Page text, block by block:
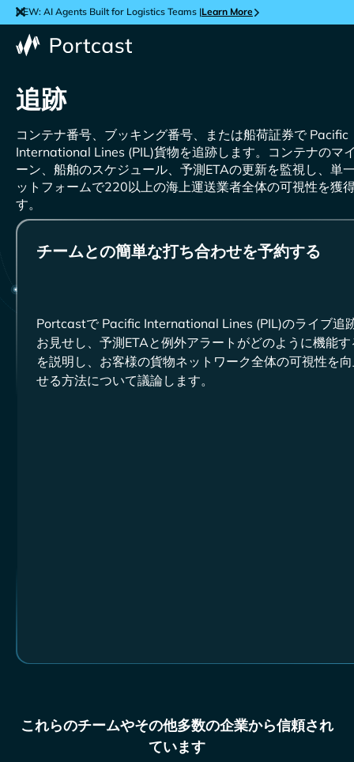
NEW: AI Agents Built for Logistics Teams |Learn More
追跡
コンテナ番号、ブッキング番号、または船荷証券で
貨物を追跡します。コンテナのマ
ーン、船舶のスケジュール、予測ETAの更新を監視し、単
ットフォームで220以上の海上運送業者全体の可視性を獲
す。
チームとの簡単な打ち合わせを予約する
Portcastで
のライブ追
お見せし、予測ETAと例外アラートがどのように機能す
を説明し、お客様の貨物ネットワーク全体の可視性を
せる方法について議論します。
これらのチームやその他多数の企業から信頼され
ています